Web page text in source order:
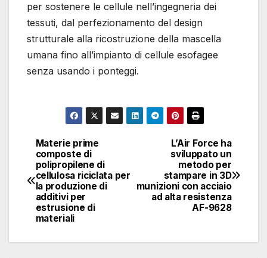
per sostenere le cellule nell’ingegneria dei
tessuti, dal perfezionamento del design
strutturale alla ricostruzione della mascella
umana fino all’impianto di cellule esofagee
senza usando i ponteggi.
Navigazione
articoli
L’Air Force ha
sviluppato un
metodo per
stampare in 3D
munizioni con acciaio
ad alta resistenza
AF-9628
Materie prime
composte di
polipropilene di
cellulosa riciclata per
la produzione di
additivi per
estrusione di
materiali